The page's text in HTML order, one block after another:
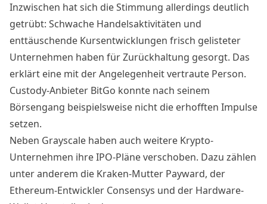
Inzwischen hat sich die Stimmung allerdings deutlich
getrübt: Schwache Handelsaktivitäten und
enttäuschende Kursentwicklungen frisch gelisteter
Unternehmen haben für Zurückhaltung gesorgt. Das
erklärt eine mit der Angelegenheit vertraute Person.
Custody-Anbieter BitGo konnte nach seinem
Börsengang beispielsweise nicht die erhofften Impulse
setzen.
Neben Grayscale haben auch weitere Krypto-
Unternehmen ihre IPO-Pläne verschoben. Dazu zählen
unter anderem die Kraken-Mutter Payward, der
Ethereum-Entwickler Consensys und der Hardware-